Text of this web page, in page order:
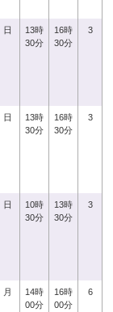
日
13時
30分
16時
30分
3
日
13時
30分
16時
30分
3
日
10時
30分
13時
30分
3
月
14時
00分
16時
00分
6